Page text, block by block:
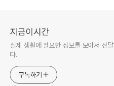
지금이시간
실제 생활에 필요한 정보를 모아서 전
다.
구독하기